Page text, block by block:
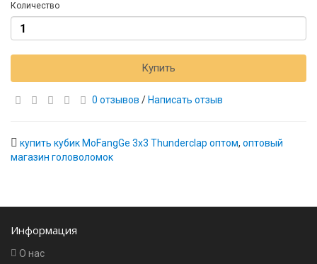
Количество
Купить
0 отзывов / Написать отзыв
купить кубик MoFangGe 3x3 Thunderclap оптом, оптовый
магазин головоломок
Информация
О нас